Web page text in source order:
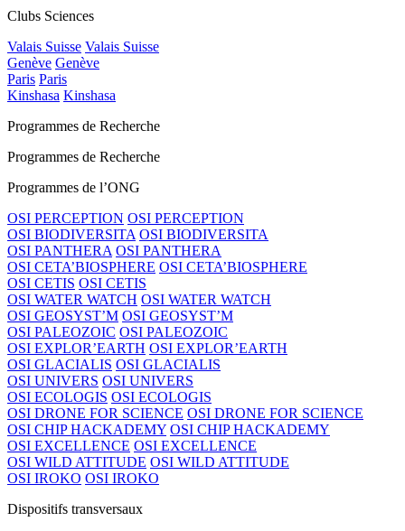
Clubs Sciences
Valais Suisse Valais Suisse
Genève Genève
Paris Paris
Kinshasa Kinshasa
Programmes de Recherche
Programmes de Recherche
Programmes de l’ONG
OSI PERCEPTION OSI PERCEPTION
OSI BIODIVERSITA OSI BIODIVERSITA
OSI PANTHERA OSI PANTHERA
OSI CETA’BIOSPHERE OSI CETA’BIOSPHERE
OSI CETIS OSI CETIS
OSI WATER WATCH OSI WATER WATCH
OSI GEOSYST’M OSI GEOSYST’M
OSI PALEOZOIC OSI PALEOZOIC
OSI EXPLOR’EARTH OSI EXPLOR’EARTH
OSI GLACIALIS OSI GLACIALIS
OSI UNIVERS OSI UNIVERS
OSI ECOLOGIS OSI ECOLOGIS
OSI DRONE FOR SCIENCE OSI DRONE FOR SCIENCE
OSI CHIP HACKADEMY OSI CHIP HACKADEMY
OSI EXCELLENCE OSI EXCELLENCE
OSI WILD ATTITUDE OSI WILD ATTITUDE
OSI IROKO OSI IROKO
Dispositifs transversaux